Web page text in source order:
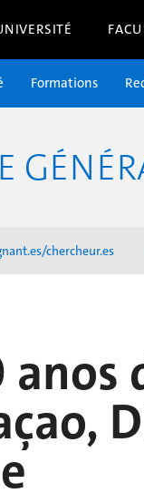
Formations
chercheur.es
anos